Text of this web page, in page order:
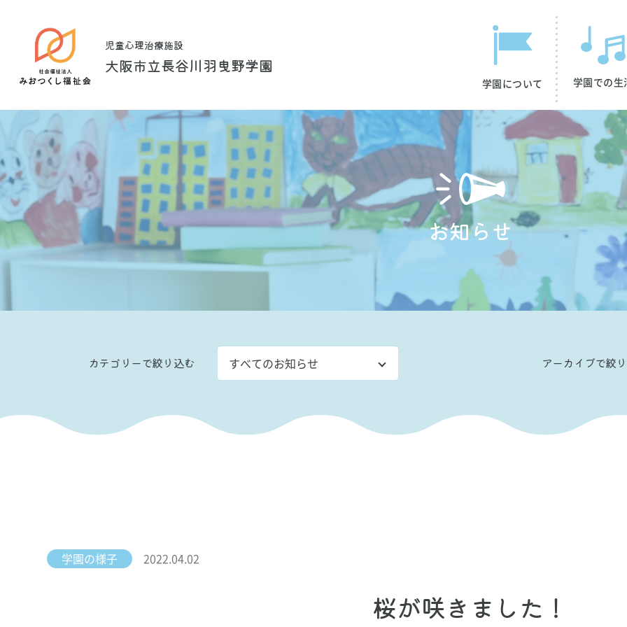
児童心理治療施設
大阪市立長谷川羽曳野学園
学園について 学園での生
お知らせ
カテゴリーで絞り込む アーカイブで絞
学園の様子 2022.04.02
桜が咲きました！